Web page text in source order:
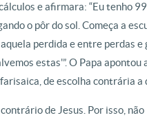
e afirmara: “Eu tenho
o pôr do sol. Começa a
perdida e entre perdas e
estas'”. O Papa apontou
de escolha contrária a
de Jesus. Por isso, não